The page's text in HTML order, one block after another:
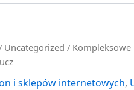
Uncategorized /
i sklepów internetowych,